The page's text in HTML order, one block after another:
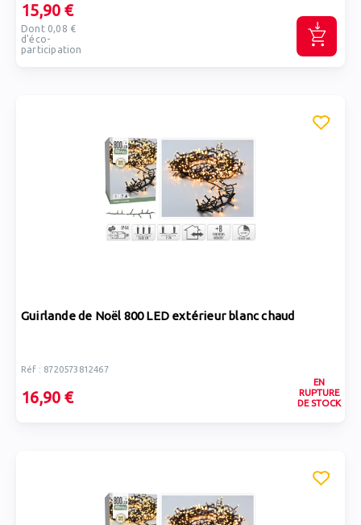
15,90 €
Dont 0,08 €
d'éco-
participation
Guirlande de Noël 800 LED extérieur blanc chaud
Réf : 8720573812467
16,90 €
EN
RUPTURE
DE STOCK